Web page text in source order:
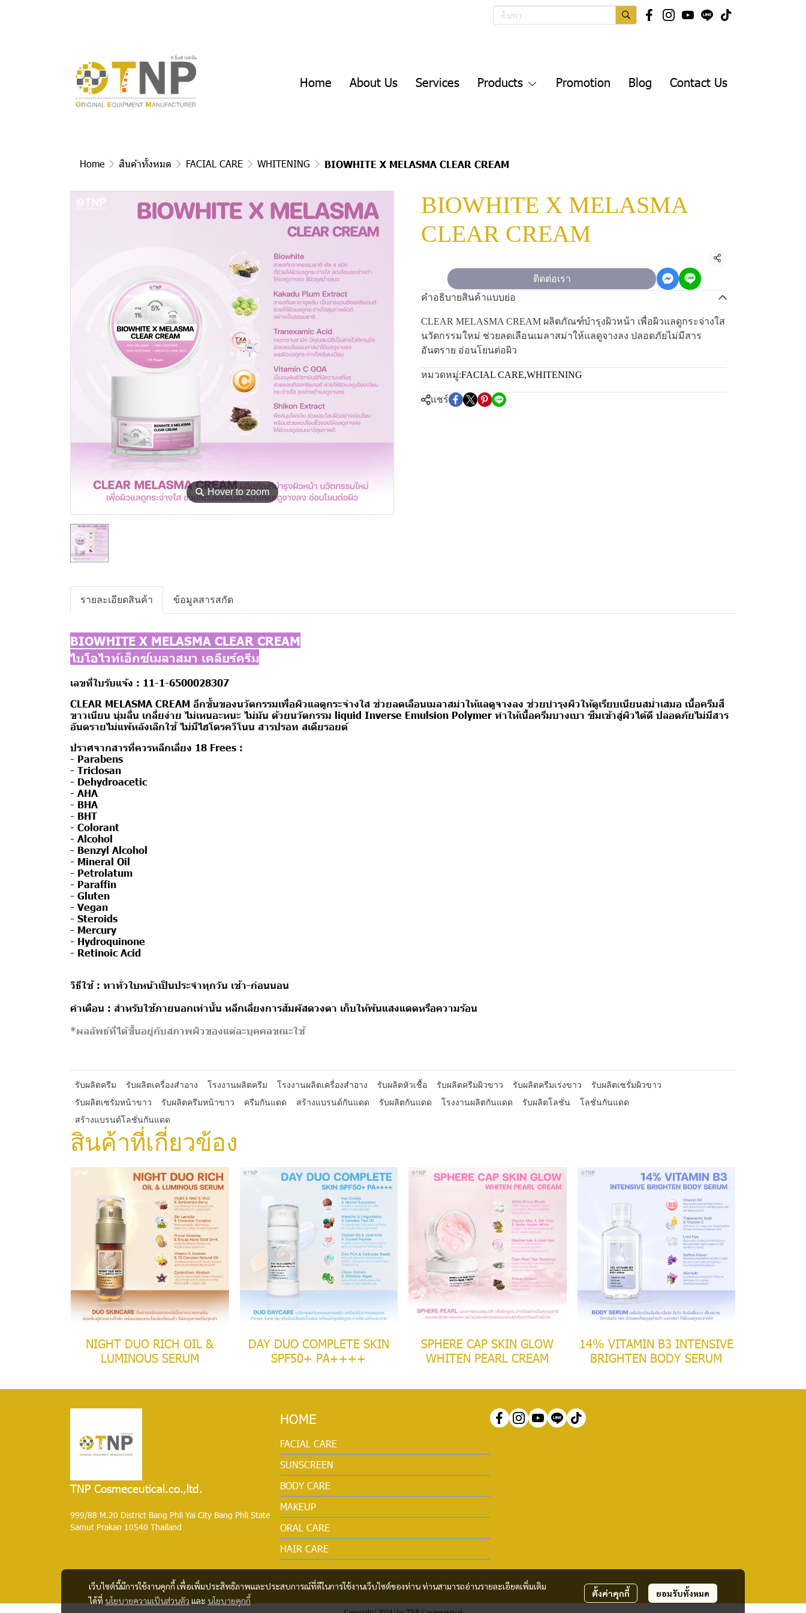
Home About Us Services Products Promotion Blog Contact Us
Home สินค้าทั้งหมด FACIAL CARE WHITENING BIOWHITE X MELASMA CLEAR CREAM
⚲Hover to zoom
BIOWHITE X MELASMA
CLEAR CREAM
แชร์
ติดต่อเรา
คำอธิบายสินค้าแบบย่อ
CLEAR MELASMA CREAM ผลิตภัณฑ์บำรุงผิวหน้า เพื่อผิวแลดูกระจ่างใส
นวัตกรรมใหม่ ช่วยลดเลือนเมลาสม่าให้แลดูจางลง ปลอดภัยไม่มีสาร
อันตราย อ่อนโยนต่อผิว
หมวดหมู่:FACIAL CARE,WHITENING
แชร์
รายละเอียดสินค้า ข้อมูลสารสกัด
BIOWHITE X MELASMA CLEAR CREAM
ไบโอไวท์เอ็กซ์เมลาสมา เคลียร์ครีม
เลขที่ใบรับแจ้ง : 11-1-6500028307
CLEAR MELASMA CREAM อีกขั้นของนวัตกรรมเพื่อผิวแลดูกระจ่างใส ช่วยลดเลือนเมลาสม่าให้แลดูจางลง ช่วยบำรุงผิวให้ดูเรียบเนียนสม่ำเสมอ เนื้อครีมสี
ขาวเนียน นุ่มลื่น เกลี่ยง่าย ไม่เหนอะหนะ ไม่มัน ด้วยนวัตกรรม liquid Inverse Emulsion Polymer ทำให้เนื้อครีมบางเบา ซึมเข้าสู่ผิวได้ดี ปลอดภัยไม่มีสาร
อันตรายไม่แพ้หลังเลิกใช้ ไม่มีไฮโดรควิโนน สารปรอท สเตียรอยด์
ปราศจากสารที่ควรหลีกเลี่ยง 18 Frees :
- Parabens
- Triclosan
- Dehydroacetic
- AHA
- BHA
- BHT
- Colorant
- Alcohol
- Benzyl Alcohol
- Mineral Oil
- Petrolatum
- Paraffin
- Gluten
- Vegan
- Steroids
- Mercury
- Hydroquinone
- Retinoic Acid
วิธีใช้ : ทาทั่วใบหน้าเป็นประจำทุกวัน เช้า-ก่อนนอน
คำเตือน : สำหรับใช้ภายนอกเท่านั้น หลีกเลี่ยงการสัมผัสดวงตา เก็บให้พ้นแสงแดดหรือความร้อน
*ผลลัพธ์ที่ได้ขึ้นอยู่กับสภาพผิวของแต่ละบุคคลขณะใช้
รับผลิตครีม รับผลิตเครื่องสำอาง โรงงานผลิตครีม โรงงานผลิตเครื่องสำอาง รับผลิตหัวเชื้อ รับผลิตครีมผิวขาว รับผลิตครีมเร่งขาว
รับผลิตเซรั่มผิวขาว
รับผลิตเซรั่มหน้าขาว
รับผลิตครีมหน้าขาว ครีมกันแดด สร้างแบรนด์กันแดด รับผลิตกันแดด โรงงานผลิตกันแดด รับผลิตโลชั่น
โลชั่นกันแดด
สร้างแบรนด์โลชั่นกันแดด
สินค้าที่เกี่ยวข้อง
NIGHT DUO RICH OIL &
LUMINOUS SERUM
DAY DUO COMPLETE SKIN
SPF50+ PA++++
SPHERE CAP SKIN GLOW
WHITEN PEARL CREAM
14% VITAMIN B3 INTENSIVE
BRIGHTEN BODY SERUM
เว็บไซต์นี้มีการใช้งานคุกกี้ เพื่อเพิ่มประสิทธิภาพและประสบการณ์ที่ดีในการใช้งานเว็บไซต์ของท่าน ท่านสามารถอ่านรายละเอียดเพิ่มเติม
ได้ที่ นโยบายความเป็นส่วนตัว และ นโยบายคุกกี้
ตั้งค่าคุกกี้ ยอมรับทั้งหมด
TNP Cosmeceutical.co.,ltd.
999/88 M.20 District Bang Phli Yai City Bang Phli State
Samut Prakan 10540 Thailand
HOME
FACIAL CARE
SUNSCREEN
BODY CARE
MAKEUP
ORAL CARE
HAIR CARE